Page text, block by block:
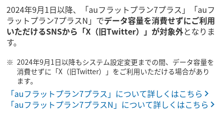
2024年9月1日以降、「auフラットプラン7プラス」「auフ
ラットプラン7プラスN」でデータ容量を消費せずにご利用
いただけるSNSから「X（旧Twitter）」が対象外となりま
す。
2024年9月1日以降もシステム設定変更までの間、データ容量を
消費せずに「X（旧Twitter）」をご利用いただける場合があり
ます。
「auフラットプラン7プラス」について詳しくはこちら
「auフラットプラン7プラスN」について詳しくはこちら